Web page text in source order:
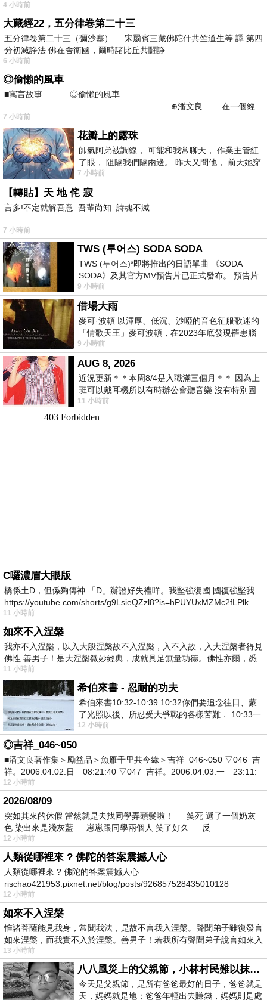
4 小時前
大藏經22，五分律卷第二十三
五分律卷第二十三（彌沙塞） 宋罽賓三藏佛陀什共竺道生等 譯 第四
分初滅諍法 佛在舍衛國，爾時諸比丘共鬪諍
6 小時前
◎偷懶的風車
■寓言故事 ◎偷懶的風車
⊕潘文良 在一個經
常颳風的山丘上—&m
7 小時前
花瓣上的露珠
帥氣阿弟被調線， 可能和我常聊天， 作業主管紅
了眼， 阻隔我們隔兩邊。 昨天又問他， 前天她穿
什麼顏色衣服， 不經
7 小時前
【轉貼】天 地 侘 寂
言多!不定就解吾意..吾輩尚知..詩魂不滅..
7 小時前
TWS (투어스) SODA SODA
TWS (투어스)*即將推出的日語單曲 《SODA
SODA》及其官方MV預告片已正式發布。 預告片
一經發布， 就引發了粉絲們對這次夏季回
9 小時前
借場大雨
麥可·波頓 以渾厚、低沉、沙啞的音色征服歌迷的
「情歌天王」麥可波頓，在2023年底發現罹患腦
瘤「祈禱早日康復，一切都好」。
9 小時前
AUG 8, 2026
近況更新＊＊本周8/4是入職滿三個月＊＊ 因為上
班可以戴耳機所以有時辦公會聽音樂 沒有特別固
定哪天但就是一周某一天會固定聽'90
11 小時前
C囉濃眉大眼版
橋係土D，但係夠傳神 「D」辦證好失禮咩。我堅強復國 國復強堅我
https://youtube.com/shorts/g9LsieQZzl8?is=hPUYUxMZMc2fLPlk
11 小時前
如來不入涅槃
我亦不入涅槃，以入大般涅槃故不入涅槃，入不入故，入大涅槃者得見
佛性 善男子！是大涅槃微妙經典，成就具足無量功德。佛性亦爾，悉
11 小時前
希伯來書 - 忍耐的功夫
希伯來書10:32-10:39 10:32你們要追念往日、蒙
了光照以後、所忍受大爭戰的各樣苦難． 10:33一
面被毀謗、遭患難、成了戲景、叫眾人
12 小時前
◎吉祥_046~050
■潘文良著作集＞勵益品＞魚雁千里共今緣＞吉祥_046~050 ▽046_吉
祥。2006.04.02.日 08:21:40 ▽047_吉祥。2006.04.03.一 23:11:
12 小時前
2026/08/09
突如其來的休假 當然就是去找同學弄頭髮啦！ 笑死 選了一個奶灰
色 染出來是淺灰藍 崽崽跟同學兩個人 笑了好久 反
12 小時前
人類從哪裡來 ? 佛陀的答案震撼人心
人類從哪裡來 ? 佛陀的答案震撼人心
rischao421953.pixnet.net/blog/posts/926857528435010128
12 小時前
如來不入涅槃
惟諸菩薩能見我身，常聞我法，是故不言我入涅槃。聲聞弟子雖復發言
如來涅槃，而我實不入於涅槃。善男子！若我所有聲聞弟子說言如來入
13 小時前
八八風災上的父親節，小林村民難以抹滅的痛
今天是父親節，是所有爸爸最好的日子，爸爸就是
天，媽媽就是地；爸爸年輕出去賺錢，媽媽則是處